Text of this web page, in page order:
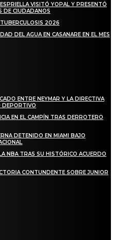
VISITÓ YOPAL Y PRESENTÓ
DE CIUDADANOS
2026
DEL AGUA EN CASANARE EN EL MES
ENTRE NEYMAR Y LA DIRECTIVA
DEPORTIVO
EN EL CAMPÍN TRAS DERROTERO
DETENIDO EN MIAMI BAJO
NBA TRAS SU HISTÓRICO ACUERDO
CONTUNDENTE SOBRE JUNIOR